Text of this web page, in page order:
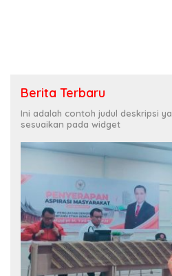
Berita Terbaru
Ini adalah contoh judul deskripsi
sesuaikan pada widget